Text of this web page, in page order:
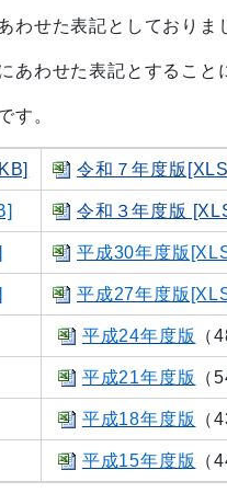
わせた表記としておりま
あわせた表記とすること
す。
令和７年度版
令和３年度版
平成30年度版
平成27年度版
平成24年度版 （
平成21年度版 （
平成18年度版 （
平成15年度版 （